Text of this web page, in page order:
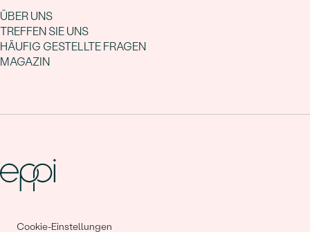
Cookie-Einstellungen
ÜBER UNS
TREFFEN SIE UNS
HÄUFIG GESTELLTE FRAGEN
MAGAZIN
Gemeinsam erschaffen wir